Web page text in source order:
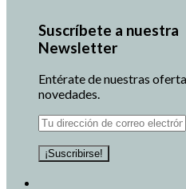
Suscríbete a nuestra
Newsletter
Entérate de nuestras
novedades.